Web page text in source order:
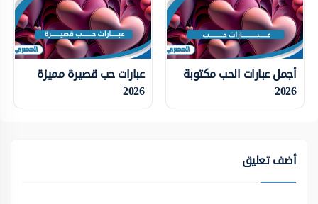
أجمل عبارات الحب مكتوبة
2026
عبارات حب قصيرة مميزة
2026
أضف تعليق